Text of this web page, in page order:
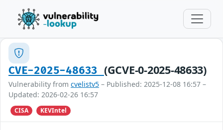
CVE-2025-48633 (GCVE-0-2025-48633)
Vulnerability from cvelistv5 – Published: 2025-12-08 16:57 –
Updated: 2026-02-26 16:57
CISA KEVIntel